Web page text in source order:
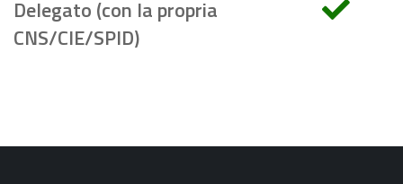
Delegato (con la propria
CNS/CIE/SPID)